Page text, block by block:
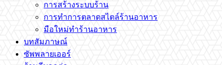
การสร้างระบบร้าน
การทำการตลาดสไตล์ร้านอาหาร
มือใหม่ทำร้านอาหาร
บทสัมภาษณ์
ซัพพลายเออร์